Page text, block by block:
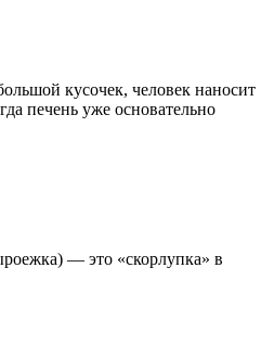
кусочек, человек наносит
печень уже основательно
— это «скорлупка» в